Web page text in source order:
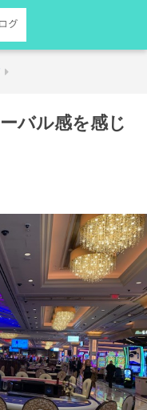
バル感を感じ